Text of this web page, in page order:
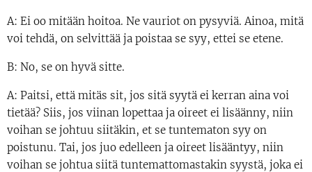
A: Ei oo mitään hoitoa. Ne vauriot on pysyviä. Ainoa, mitä
voi tehdä, on selvittää ja poistaa se syy, ettei se etene.
B: No, se on hyvä sitte.
A: Paitsi, että mitäs sit, jos sitä syytä ei kerran aina voi
tietää? Siis, jos viinan lopettaa ja oireet ei lisäänny, niin
voihan se johtuu siitäkin, et se tuntematon syy on
poistunu. Tai, jos juo edelleen ja oireet lisääntyy, niin
voihan se johtua siitä tuntemattomastakin syystä, joka ei